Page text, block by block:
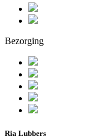
Bezorging
Ria Lubbers